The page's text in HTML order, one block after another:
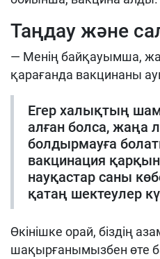
Таңдау және
— Менің байқауымша,
қарағанда вакцинаны
Егер халықтың
алған болса, жаңа
болдырмауға
вакцинация
науқастар саны
қатаң шектеулер
Өкінішке орай, біздің
шақырғанымызбен өте